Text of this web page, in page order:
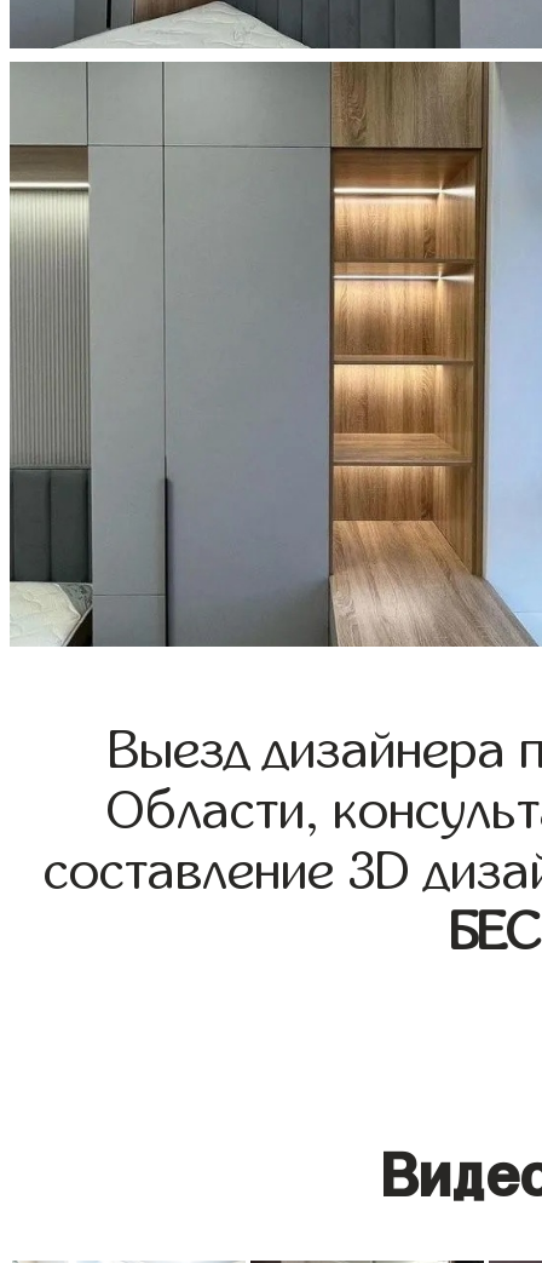
Выезд дизайнера
Области,
составление 3D